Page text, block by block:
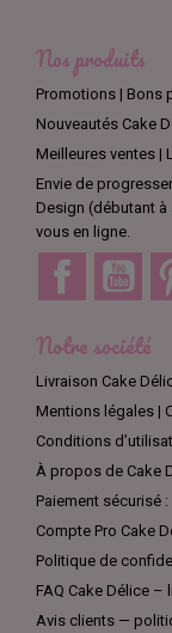
Nos produits
Promotions | Bons
Nouveautés Cake
Meilleures ventes |
Envie de
Design (débutant
vous en ligne.
Facebook
Notre société
Livraison Cake
Mentions légales |
Conditions
À propos de Cake
Paiement sécurisé :
Compte Pro Cake
Politique de
FAQ Cake Délice
Avis clients —